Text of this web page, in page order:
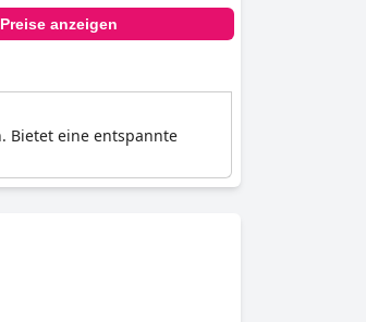
Preise anzeigen
Bietet eine entspannte